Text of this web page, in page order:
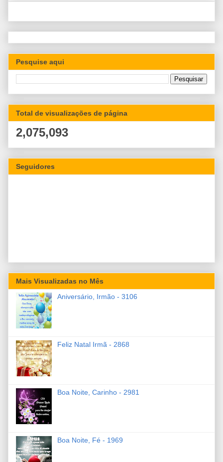
Pesquise aqui
Total de visualizações de página
2,075,093
Seguidores
Mais Visualizadas no Mês
Aniversário, Irmão - 3106
Feliz Natal Irmã - 2868
Boa Noite, Carinho - 2981
Boa Noite, Fé - 1969